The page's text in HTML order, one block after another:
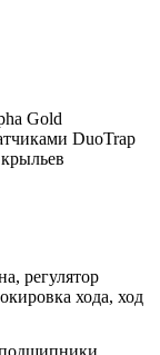
Gold
DuoTrap
регулятор
хода, ход